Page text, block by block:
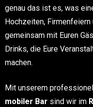
genau das ist es, was
Hochzeiten,
gemeinsam mit Euren
Drinks, die Eure
machen.
Mit unserem
mobiler Bar sind wir im